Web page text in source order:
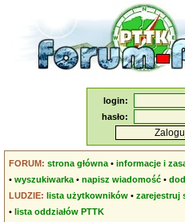
login:
hasło:
FORUM: strona główna •informacje i
•wyszukiwarka •napisz wiadomość •
LUDZIE: lista użytkowników •zarejestruj
•lista oddziałów PTTK